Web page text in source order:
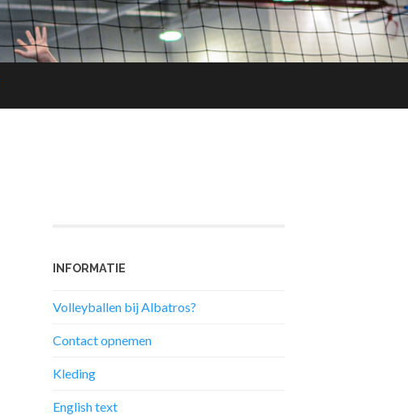
INFORMATIE
Volleyballen bij Albatros?
Contact opnemen
Kleding
English text